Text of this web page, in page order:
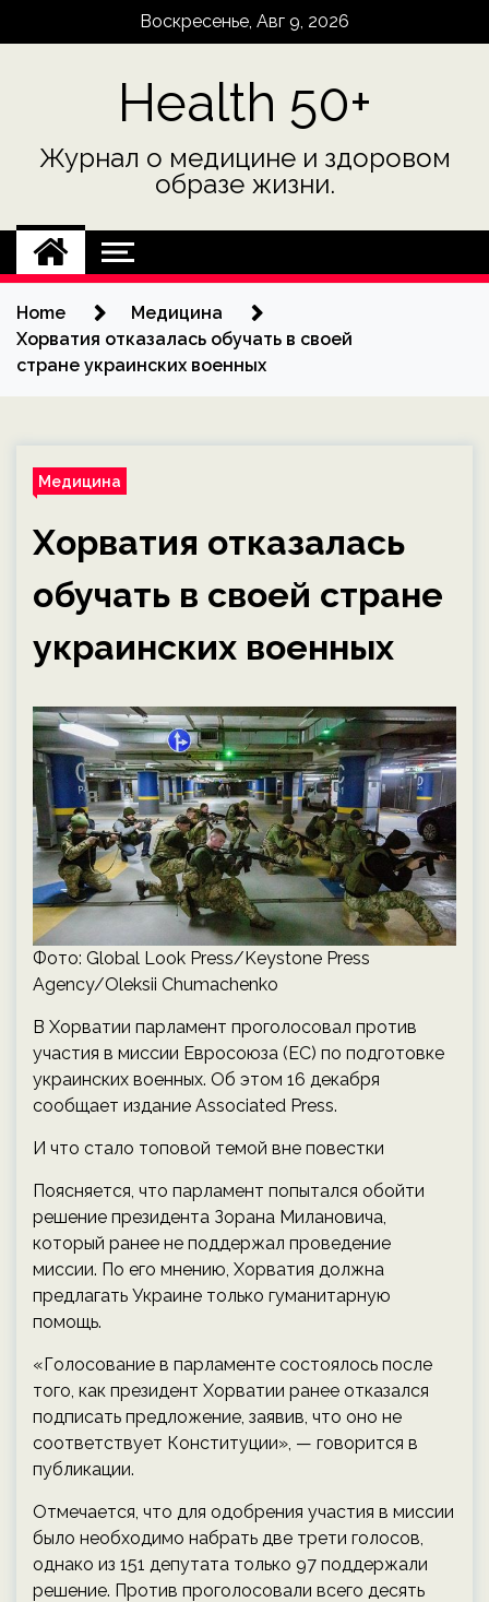
Воскресенье, Авг 9, 2026
Health 50+
Журнал о медицине и здоровом
образе жизни.
Home
Медицина
Хорватия отказалась обучать в своей
стране украинских военных
Медицина
Хорватия отказалась
обучать в своей стране
украинских военных
Фото: Global Look Press/Keystone Press
Agency/Oleksii Chumachenko
В Хорватии парламент проголосовал против
участия в миссии Евросоюза (ЕС) по подготовке
украинских военных. Об этом 16 декабря
сообщает издание Associated Press.
И что стало топовой темой вне повестки
Поясняется, что парламент попытался обойти
решение президента Зорана Милановича,
который ранее не поддержал проведение
миссии. По его мнению, Хорватия должна
предлагать Украине только гуманитарную
помощь.
«Голосование в парламенте состоялось после
того, как президент Хорватии ранее отказался
подписать предложение, заявив, что оно не
соответствует Конституции», — говорится в
публикации.
Отмечается, что для одобрения участия в миссии
было необходимо набрать две трети голосов,
однако из 151 депутата только 97 поддержали
решение. Против проголосовали всего десять